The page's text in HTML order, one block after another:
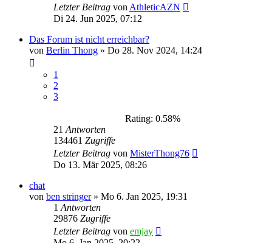
Letzter Beitrag von AthleticAZN
Di 24. Jun 2025, 07:12
Das Forum ist nicht erreichbar?
von Berlin Thong » Do 28. Nov 2024, 14:24
1
2
3
Rating: 0.58%
21 Antworten
134461 Zugriffe
Letzter Beitrag von MisterThong76
Do 13. Mär 2025, 08:26
chat
von ben stringer» Mo 6. Jan 2025, 19:31
1 Antworten
29876 Zugriffe
Letzter Beitrag von emjay